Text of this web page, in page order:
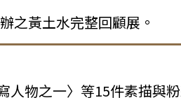
之黃土水完整回顧展。
人物之一〉等15件素描與